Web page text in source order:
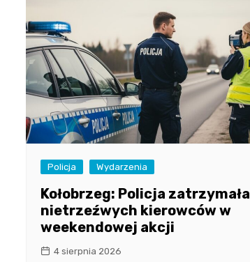
Policja Wydarzenia
Kołobrzeg: Policja zatrzymała
nietrzeźwych kierowców w
weekendowej akcji
4 sierpnia 2026